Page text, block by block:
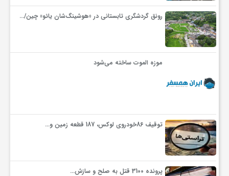
رونق گردشگری تابستانی در «هوشینگ‌شان یائو» چین/…
موزه الموت ساخته می‌شود
توقیف 86خودروی لوکس، 187 قطعه زمین و…
پرونده 3100 قتل به صلح و سازش…